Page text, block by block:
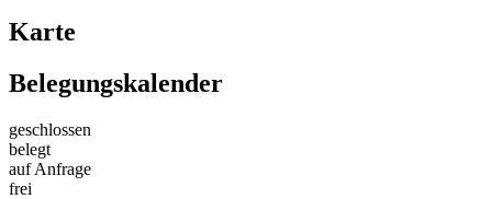
Karte
Belegungskalender
geschlossen
belegt
auf Anfrage
frei